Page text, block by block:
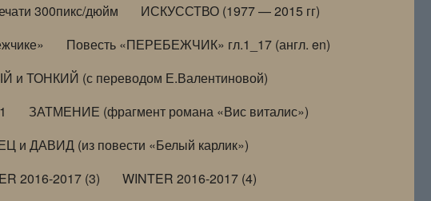
300пикс/дюйм
ИСКУССТВО (1977 — 2015 гг)
Повесть «ПЕРЕБЕЖЧИК» гл.1_17 (англ. en)
и ТОНКИЙ (с переводом Е.Валентиновой)
ЗАТМЕНИЕ (фрагмент романа «Вис виталис»)
и ДАВИД (из повести «Белый карлик»)
2016-2017 (3)
WINTER 2016-2017 (4)